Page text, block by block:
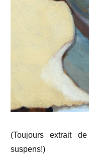
(Toujours extrait
suspens!)